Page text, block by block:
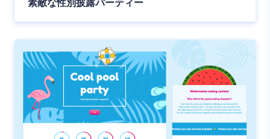
素敵な性別披露パーティー